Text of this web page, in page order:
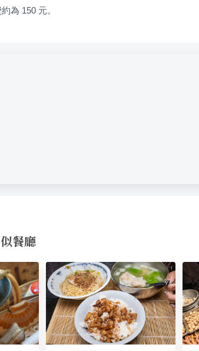
為 150 元。
餐廳